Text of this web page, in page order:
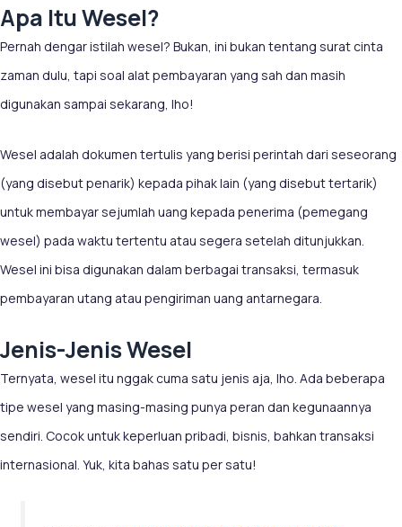
Apa Itu Wesel?
Pernah dengar istilah wesel? Bukan, ini bukan tentang surat cinta
zaman dulu, tapi soal alat pembayaran yang sah dan masih
digunakan sampai sekarang, lho!
Wesel adalah dokumen tertulis yang berisi perintah dari seseorang
(yang disebut penarik) kepada pihak lain (yang disebut tertarik)
untuk membayar sejumlah uang kepada penerima (pemegang
wesel) pada waktu tertentu atau segera setelah ditunjukkan.
Wesel ini bisa digunakan dalam berbagai transaksi, termasuk
pembayaran utang atau pengiriman uang antarnegara.
Jenis-Jenis Wesel
Ternyata, wesel itu nggak cuma satu jenis aja, lho. Ada beberapa
tipe wesel yang masing-masing punya peran dan kegunaannya
sendiri. Cocok untuk keperluan pribadi, bisnis, bahkan transaksi
internasional. Yuk, kita bahas satu per satu!